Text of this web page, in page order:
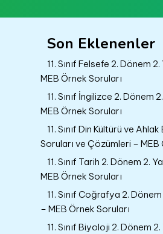
Son Eklenenler
11. Sınıf Felsefe 2. Dönem
MEB Örnek Soruları
11. Sınıf İngilizce 2. Dönem
MEB Örnek Soruları
11. Sınıf Din Kültürü ve
Soruları ve Çözümleri – MEB
11. Sınıf Tarih 2. Dönem 2.
MEB Örnek Soruları
11. Sınıf Coğrafya 2.
– MEB Örnek Soruları
11. Sınıf Biyoloji 2. Dönem